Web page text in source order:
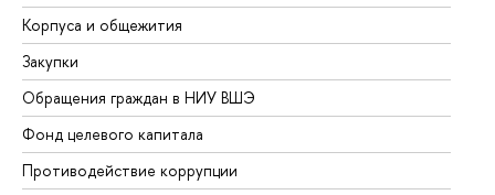
Корпуса и общежития
Закупки
Обращения граждан в НИУ ВШЭ
Фонд целевого капитала
Противодействие коррупции